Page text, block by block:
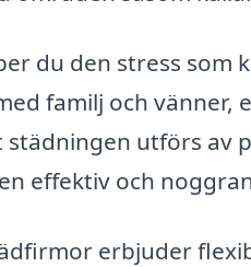
du den stress som
familj och vänner,
utförs av
effektiv och
erbjuder